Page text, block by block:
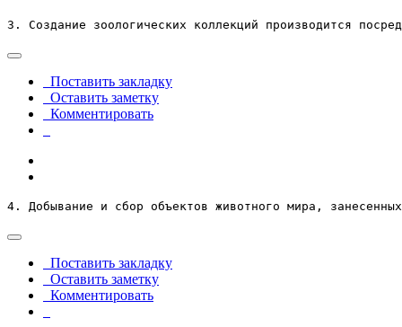
3. Создание зоологических коллекций производится
Поставить закладку
Оставить заметку
Комментировать
4. Добывание и сбор объектов животного мира,
Поставить закладку
Оставить заметку
Комментировать